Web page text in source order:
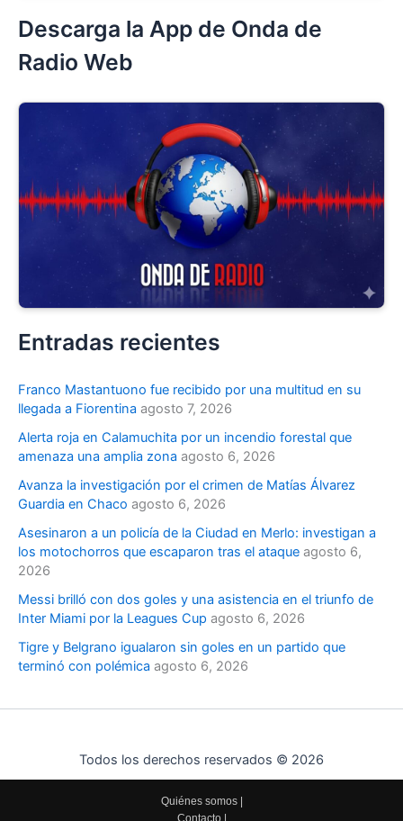
Descarga la App de Onda de
Radio Web
Entradas recientes
Franco Mastantuono fue recibido por una multitud en su
llegada a Fiorentina agosto 7, 2026
Alerta roja en Calamuchita por un incendio forestal que
amenaza una amplia zona agosto 6, 2026
Avanza la investigación por el crimen de Matías Álvarez
Guardia en Chaco agosto 6, 2026
Asesinaron a un policía de la Ciudad en Merlo: investigan a
los motochorros que escaparon tras el ataque agosto 6,
2026
Messi brilló con dos goles y una asistencia en el triunfo de
Inter Miami por la Leagues Cup agosto 6, 2026
Tigre y Belgrano igualaron sin goles en un partido que
terminó con polémica agosto 6, 2026
Todos los derechos reservados © 2026
Quiénes somos|